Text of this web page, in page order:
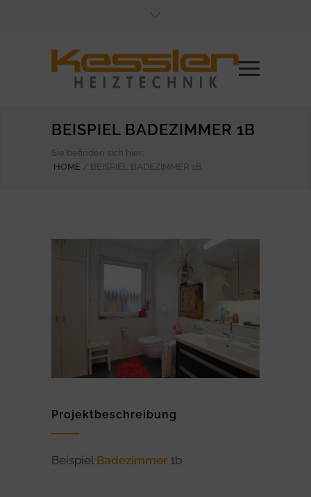
BEISPIEL BADEZIMMER 1B
Sie befinden sich hier:
HOME / BEISPIEL BADEZIMMER 1B
Projektbeschreibung
Beispiel Badezimmer 1b